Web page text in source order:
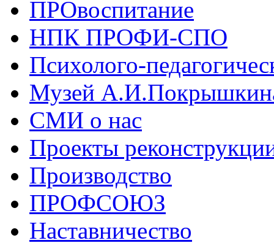
ПРОвоспитание
НПК ПРОФИ-СПО
Психолого-
Музей
СМИ о нас
Проекты
Производство
ПРОФСОЮЗ
Наставничество